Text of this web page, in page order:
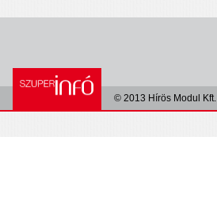
© 2013 Hírös Modul Kft.